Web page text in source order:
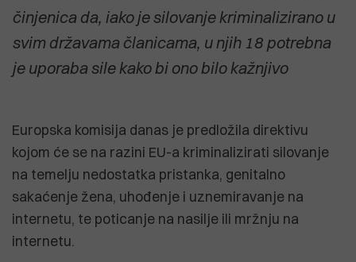
činjenica da, iako je silovanje kriminalizirano u
svim državama članicama, u njih 18 potrebna
je uporaba sile kako bi ono bilo kažnjivo
Europska komisija danas je predložila direktivu
kojom će se na razini EU-a kriminalizirati silovanje
na temelju nedostatka pristanka, genitalno
sakaćenje žena, uhođenje i uznemiravanje na
internetu, te poticanje na nasilje ili mržnju na
internetu.